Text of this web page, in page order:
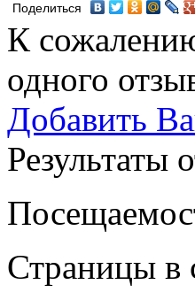
Поделиться
К
одного
Добавить
Результаты
Страницы в